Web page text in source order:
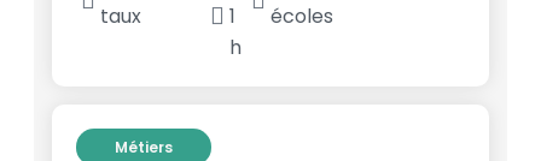
taux
1
h
écoles
Métiers